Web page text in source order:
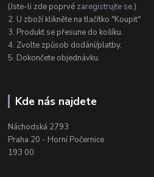
(Jste-li zde poprvé zaregistrujte se.)
2. U zboží klikněte na tlačítko "Koupit"
3. Produkt se přesune do košíku.
4. Zvolte způsob dodání/platby.
5. Dokončete objednávku.
Kde nás najdete
Náchodská 2793
Praha 20 - Horní Počernice
193 00